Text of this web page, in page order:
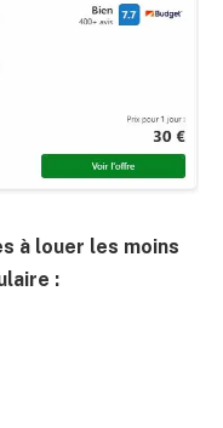
à louer les moins
: